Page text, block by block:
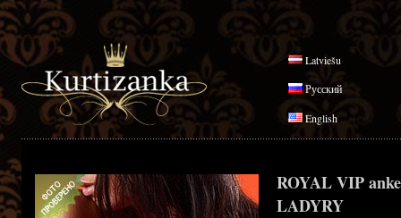
Latviešu
Русский
English
ROYAL VIP
LADYRY